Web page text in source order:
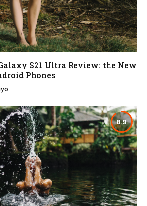
S21 Ultra Review: the New
Phones
8.9